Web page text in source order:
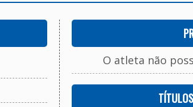
O atleta não